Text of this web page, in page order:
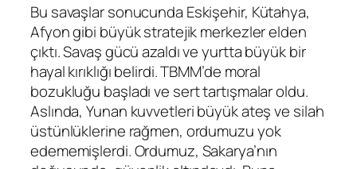
Bu savaşlar sonucunda Eskişehir, Kütahya,
Afyon gibi büyük stratejik merkezler elden
çıktı. Savaş gücü azaldı ve yurtta büyük bir
hayal kırıklığı belirdi. TBMM’de moral
bozukluğu başladı ve sert tartışmalar oldu.
Aslında, Yunan kuvvetleri büyük ateş ve silah
üstünlüklerine rağmen, ordumuzu yok
edememişlerdi. Ordumuz, Sakarya’nın